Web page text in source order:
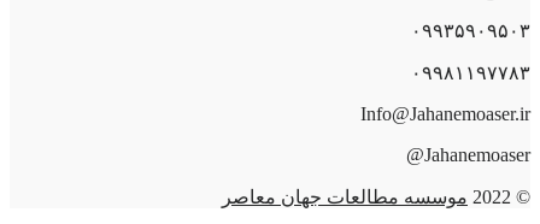
۰۹۹۳۵۹۰۹۵۰۳
۰۹۹۸۱۱۹۷۷۸۳
Info@Jahanemoaser.ir
Jahanemoaser@
© 2022
موسسه مطالعات جهان معاصر